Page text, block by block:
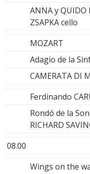
ANNA y QUIDO
ZSAPKA cello
MOZART
Adagio de la
CAMERATA DI
Ferdinando
Rondó de la
RICHARD
08.00
Wings on the